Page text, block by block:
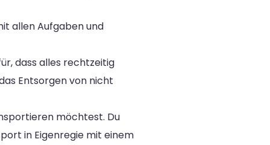
allen Aufgaben und
dass alles rechtzeitig
Entsorgen von nicht
möchtest. Du
in Eigenregie mit einem